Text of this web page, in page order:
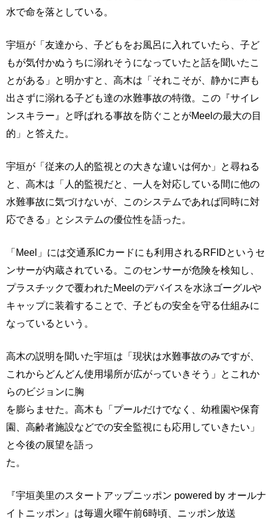
水で命を落としている。
宇垣が「友達から、子どもをお風呂に入れていたら、子ど
もが気付かぬうちに溺れそうになっていたと話を聞いたこ
とがある」と明かすと、高木は「それこそが、静かに声も
出さずに溺れる子ども達の水難事故の特徴。この『サイレ
ンスキラー』と呼ばれる事故を防ぐことがMeelの最大の目
的」と答えた。
宇垣が「従来の人的監視との大きな違いは何か」と尋ねる
と、高木は「人的監視だと、一人を対応している間に他の
水難事故に気づけないが、このシステムであれば同時に対
応できる」とシステムの優位性を語った。
「Meel」には交通系ICカードにも利用されるRFIDというセ
ンサーが内蔵されている。このセンサーが危険を検知し、
プラスチックで覆われたMeelのデバイスを水泳ゴーグルや
キャップに装着することで、子どもの安全を守る仕組みに
なっているという。
高木の説明を聞いた宇垣は「現状は水難事故のみですが、
これからどんどん使用場所が広がっていきそう」とこれか
らのビジョンに胸
を膨らませた。高木も「プールだけでなく、幼稚園や保育
園、高齢者施設などでの安全監視にも応用していきたい」
と今後の展望を語っ
た。
『宇垣美里のスタートアップニッポン powered by オールナ
イトニッポン』は毎週火曜午前6時頃、ニッポン放送